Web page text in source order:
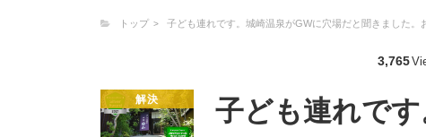
トップ 子ども連れです。城崎温泉がGWに穴場だと聞きました。
3,765
解決
子ども連れで